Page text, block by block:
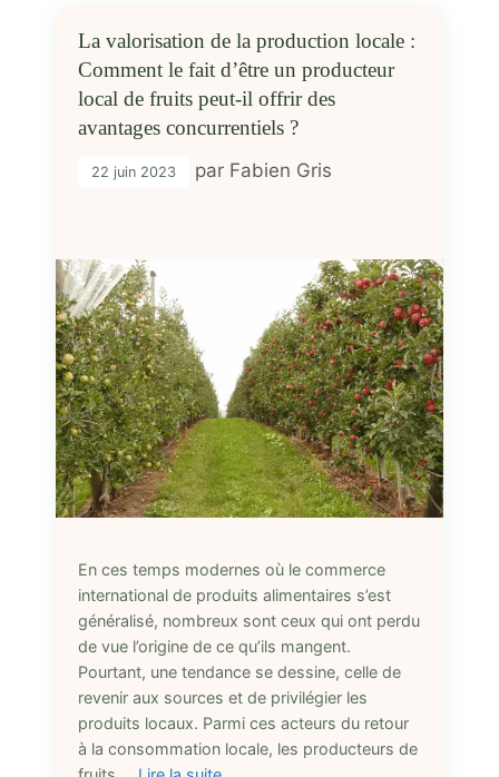
La valorisation de la production locale :
Comment le fait d’être un producteur
local de fruits peut-il offrir des
avantages concurrentiels ?
22 juin 2023 par Fabien Gris
En ces temps modernes où le commerce
international de produits alimentaires s’est
généralisé, nombreux sont ceux qui ont perdu
de vue l’origine de ce qu’ils mangent.
Pourtant, une tendance se dessine, celle de
revenir aux sources et de privilégier les
produits locaux. Parmi ces acteurs du retour
à la consommation locale, les producteurs de